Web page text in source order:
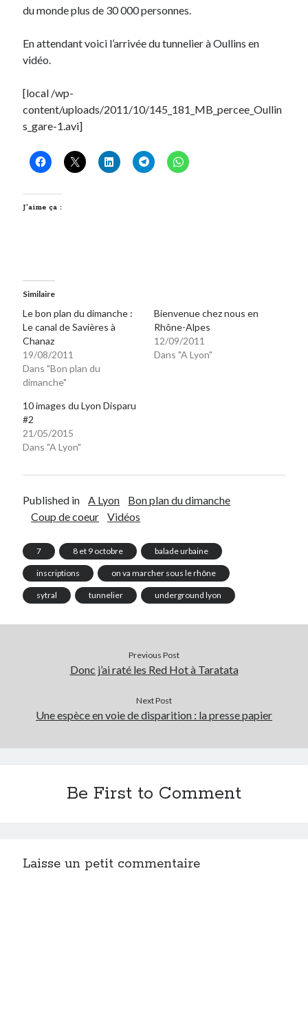
Entretien ménager dansT’as vu quoi ? #52
littlecelt
dans
Comment j’ai opéré ma vélorution toute personnelle
Anthony
On parle de quoi ?
A Lyon
Bon plan du dimanche
Coup de coeur
Daddy
Lectures
Lyon à Livre Ouvert
Mini-monsieur
Non classé
Parole de Follower
Photos
Post inutile
Proust
Sorties cuculturelles
Vidéos
du monde plus de 30 000 personnes.
En attendant voici l’arrivée du tunnelier à Oullins en
vidéo.
[local /wp-
content/uploads/2011/10/145_181_MB_percee_Oullin
s_gare-1.avi]
J’aime ça :
Similaire
Le bon plan du dimanche :
Le canal de Savières à
Chanaz
19/08/2011
Dans "Bon plan du
dimanche"
Bienvenue chez nous en
Rhône-Alpes
12/09/2011
Dans "A Lyon"
10 images du Lyon Disparu
#2
21/05/2015
Dans "A Lyon"
Published in A Lyon
Bon plan du dimanche
Coup de coeur
Vidéos
7 8 et 9 octobre balade urbaine
inscriptions on va marcher sous le rhône
sytral tunnelier underground lyon
Previous Post
Donc j’ai raté les Red Hot à Taratata
Next Post
Une espèce en voie de disparition : la presse papier
Be First to Comment
Laisse un petit commentaire